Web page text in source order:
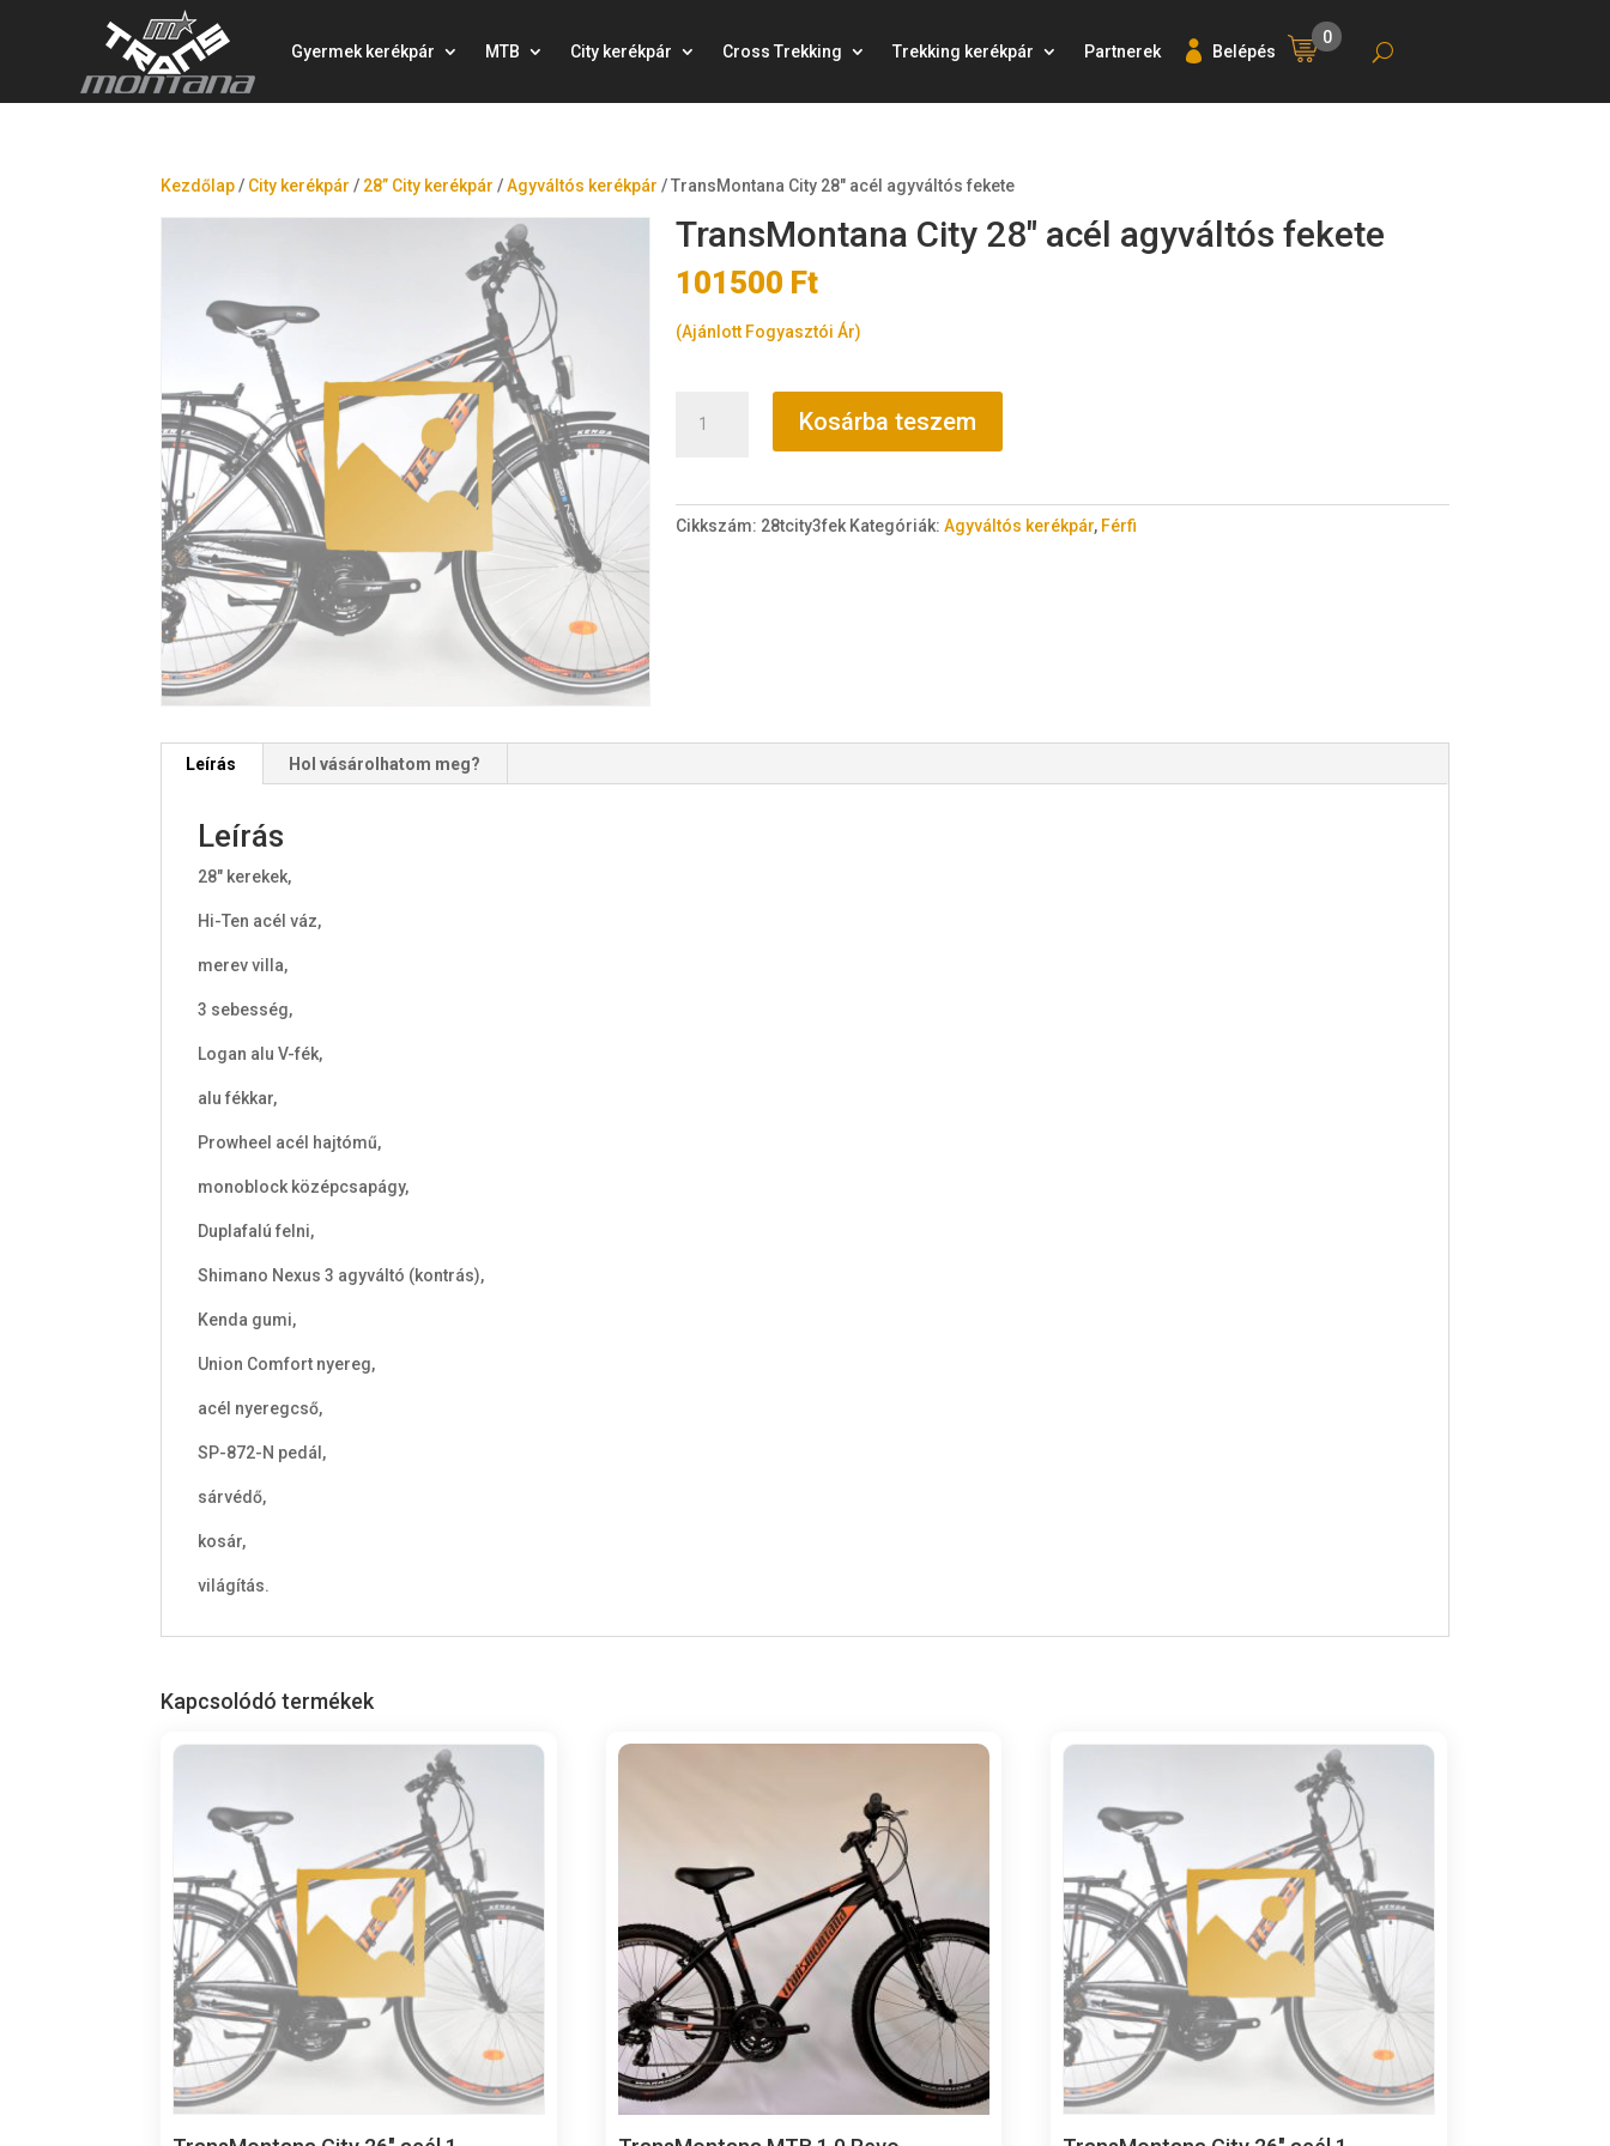
Gyermek kerékpár MTB City kerékpár Cross Trekking Trekking kerékpár Partnerek Belépés
0
Kezdőlap/ City kerékpár / 28” City kerékpár /Agyváltós kerékpár /TransMontana City 28″ acél agyváltós fekete
TransMontana City 28″ acél agyváltós fekete
101500 Ft
(Ajánlott Fogyasztói Ár)
City
Kosárba teszem
Cikkszám: 28tcity3fek Kategóriák: Agyváltós kerékpár, Férfi
Leírás Hol vásárolhatom meg?
Leírás
28" kerekek,
Hi-Ten acél váz,
merev villa,
3 sebesség,
Logan alu V-fék,
alu fékkar,
Prowheel acél hajtómű,
monoblock középcsapágy,
Duplafalú felni,
Shimano Nexus 3 agyváltó (kontrás),
Kenda gumi,
Union Comfort nyereg,
acél nyeregcső,
SP-872-N pedál,
sárvédő,
kosár,
világítás.
Kapcsolódó termékek